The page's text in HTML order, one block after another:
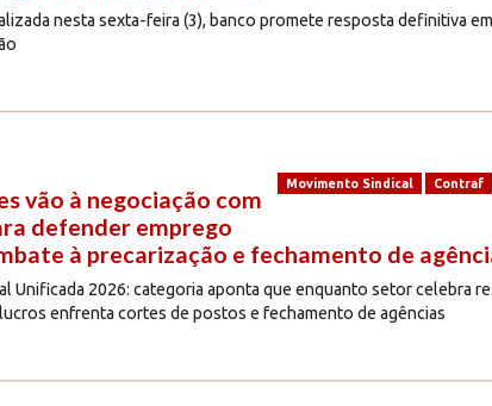
nesta sexta-feira (3), banco promete resposta definitiva
Movimento Sindical Contraf
vão à negociação com
defender emprego
à precarização e fechamento de
Unificada 2026: categoria aponta que enquanto setor celebra
enfrenta cortes de postos e fechamento de agências